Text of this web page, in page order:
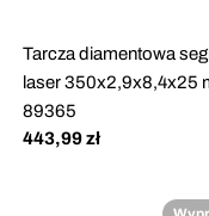
Tarcza diamentowa
laser 350x2,9x8,4x25
89365
Cena
443,99 zł